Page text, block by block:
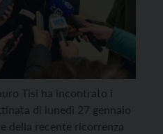
Tisi ha incontrato i
di lunedì 27 gennaio
della recente ricorrenza